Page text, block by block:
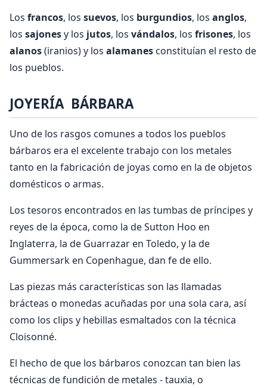
Los francos, los suevos, los burgundios, los anglos,
los sajonesy los jutos, los vándalos, los frisones, los
alanos(iranios) y los alamanes constituían el resto de
los pueblos.
JOYERÍA BÁRBARA
Uno de los rasgos comunes a todos los pueblos
bárbaros era el excelente trabajo con los metales
tanto en la fabricación de joyas como en la de objetos
domésticos o armas.
Los tesoros encontrados en las tumbas de príncipes y
reyes de la época, como la de Sutton Hoo en
Inglaterra, la de Guarrazar en Toledo, y la de
Gummersark en Copenhague, dan fe de ello.
Las piezas más características son las llamadas
brácteas o monedas acuñadas por una sola cara, así
como los clips y hebillas esmaltados con la técnica
Cloisonné.
El hecho de que los bárbaros conozcan tan bien las
técnicas de fundición de metales - tauxia, o